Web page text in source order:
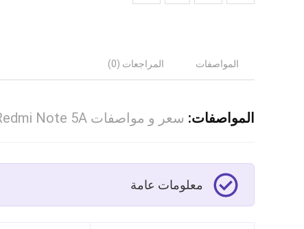
المواصفات المراجعات (0)
المواصفات: سعر و مواصفات Xiaomi Redmi Note 5A
معلومات عامة